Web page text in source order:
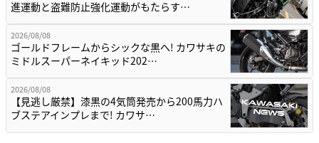
進運動と盗難防止強化運動がもたらす…
2026/08/08
ゴールドフレームからシックな黒へ! カワサキの
ミドルスーパーネイキッド202…
2026/08/08
【見逃し厳禁】漆黒の4気筒発売から200馬力ハ
ブステアインプレまで! カワサ…